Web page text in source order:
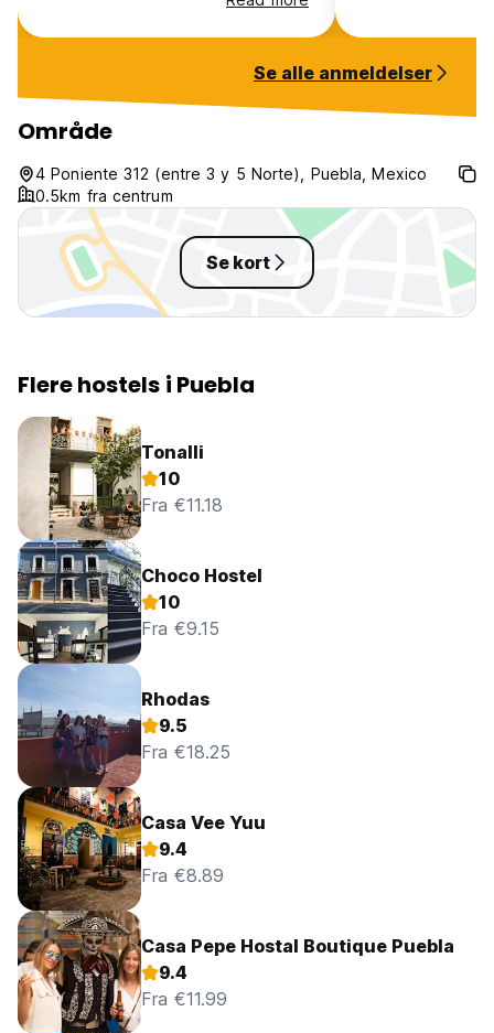
Bad: poor WiFi
when needed,
around the
entire building.
Se alle anmeldelser
Område
4 Poniente 312 (entre 3 y 5 Norte), Puebla, Mexico
0.5km fra centrum
Se kort
Flere hostels i Puebla
Tonalli
10
Fra €11.18
Choco Hostel
10
Fra €9.15
Rhodas
9.5
Fra €18.25
Casa Vee Yuu
9.4
Fra €8.89
Casa Pepe Hostal Boutique Puebla
9.4
Fra €11.99